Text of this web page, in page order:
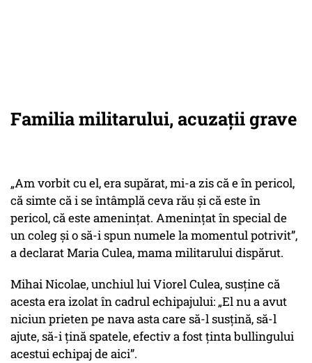
Familia militarului, acuzații grave
„Am vorbit cu el, era supărat, mi-a zis că e în pericol,
că simte că i se întâmplă ceva rău și că este în
pericol, că este amenințat. Amenințat în special de
un coleg și o să-i spun numele la momentul potrivit”,
a declarat Maria Culea, mama militarului dispărut.
Mihai Nicolae, unchiul lui Viorel Culea, susține că
acesta era izolat în cadrul echipajului: „El nu a avut
niciun prieten pe nava asta care să-l susțină, să-l
ajute, să-i țină spatele, efectiv a fost ținta bullingului
acestui echipaj de aici”.